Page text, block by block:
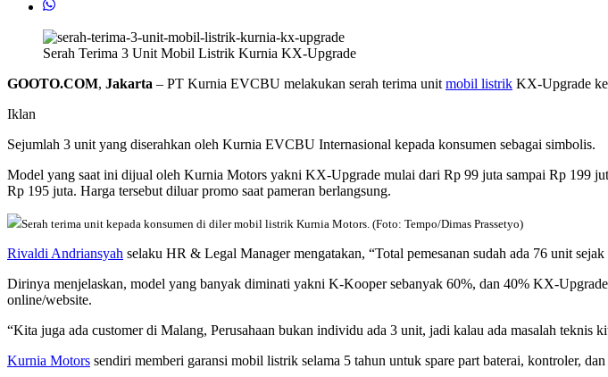
Serah Terima 3 Unit Mobil Listrik Kurnia KX-Upgrade
GOOTO.COM, Jakarta – PT Kurnia EVCBU melakukan serah terima unit mobil listrik KX-Upgrade
Iklan
Sejumlah 3 unit yang diserahkan oleh Kurnia EVCBU Internasional kepada konsumen sebagai simbolis.
Model yang saat ini dijual oleh Kurnia Motors yakni KX-Upgrade mulai dari Rp 99 juta sampai Rp 199
Rp 195 juta. Harga tersebut diluar promo saat pameran berlangsung.
Serah terima unit kepada konsumen di diler mobil listrik Kurnia Motors. (Foto: Tempo/Dimas Prassetyo)
Rivaldi Andriansyah selaku HR & Legal Manager mengatakan, “Total pemesanan sudah ada 76 unit
Dirinya menjelaskan, model yang banyak diminati yakni K-Kooper sebanyak 60%, dan 40% KX-
online/website.
“Kita juga ada customer di Malang, Perusahaan bukan individu ada 3 unit, jadi kalau ada masalah teknis
Kurnia Motors sendiri memberi garansi mobil listrik selama 5 tahun untuk spare part baterai, kontroler,